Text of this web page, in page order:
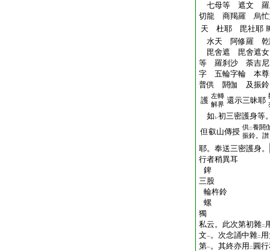
七母等 遮文 羅
切龍 商羯羅 烏
天 杜耶 毘社耶
水天 阿修羅 乾
毘舍遮 毘舍遮
等 羅刹沙 荼吉
字 五輪字輪 本
普供 閼伽 及振
護 左轉
解界 還示三昧耶
如 レ初三密護身等
但叡山傳授 供二養閼
振鈴。讃
耶。奉送三密護身。
行者稍異耳
錍
三股
輪杵鈴
螺
獨
私云。此次第初雜二
文一。次念誦中雜二
第一。其終亦用 二 圓